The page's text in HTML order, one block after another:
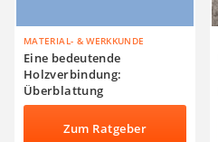
MATERIAL- & WERKKUNDE
Eine bedeutende
Holzverbindung:
Überblattung
Zum Ratgeber